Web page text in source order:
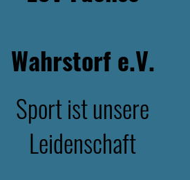
Wahrstorf e.V.
Sport ist unsere
Leidenschaft